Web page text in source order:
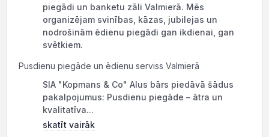
piegādi un banketu zāli Valmierā. Mēs
organizējam svinības, kāzas, jubilejas un
nodrošinām ēdienu piegādi gan ikdienai, gan
svētkiem.
Pusdienu piegāde un ēdienu serviss Valmierā
SIA "Kopmans & Co" Alus bārs piedāvā šādus
pakalpojumus: Pusdienu piegāde – ātra un
kvalitatīva...
skatīt vairāk